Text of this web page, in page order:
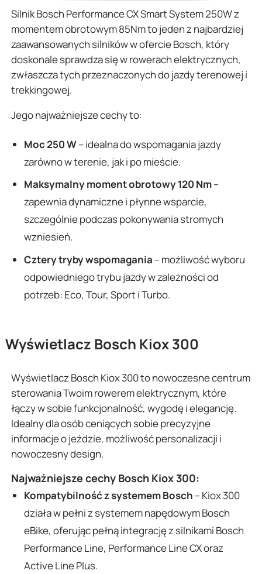
Silnik Bosch Performance CX Smart System 250W z
momentem obrotowym 85Nm to jeden z najbardziej
zaawansowanych silników w ofercie Bosch, który
doskonale sprawdza się w rowerach elektrycznych,
zwłaszcza tych przeznaczonych do jazdy terenowej i
trekkingowej.
Jego najważniejsze cechy to:
Moc 250 W– idealna do wspomagania jazdy
zarówno w terenie, jak i po mieście.
Maksymalny moment obrotowy 120 Nm–
zapewnia dynamiczne i płynne wsparcie,
szczególnie podczas pokonywania stromych
wzniesień.
Cztery tryby wspomagania – możliwość wyboru
odpowiedniego trybu jazdy w zależności od
potrzeb: Eco, Tour, Sport i Turbo.
Wyświetlacz Bosch Kiox 300
Wyświetlacz Bosch Kiox 300 to nowoczesne centrum
sterowania Twoim rowerem elektrycznym, które
łączy w sobie funkcjonalność, wygodę i elegancję.
Idealny dla osób ceniących sobie precyzyjne
informacje o jeździe, możliwość personalizacji i
nowoczesny design.
Najważniejsze cechy Bosch Kiox 300:
Kompatybilność z systemem Bosch – Kiox 300
działa w pełni z systemem napędowym Bosch
eBike, oferując pełną integrację z silnikami Bosch
Performance Line, Performance Line CX oraz
Active Line Plus.